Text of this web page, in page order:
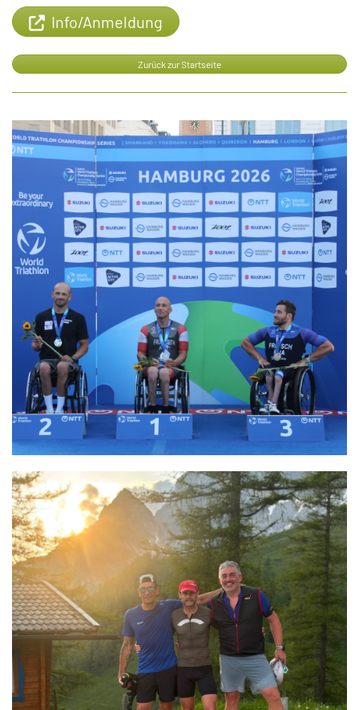
Info/Anmeldung
Zurück zur Startseite
Tom triumphiert bei der World Series
in Hamburg!
Gold-Coup in der Elbmetropole: TiggerTom setzt seine
Siegesserie fort.
Grenzerfahrung 2.0
Nach 2025 stellte sich Matthias Cusumano erneut der
Herausforderung Austria eXtreme Triathlon!